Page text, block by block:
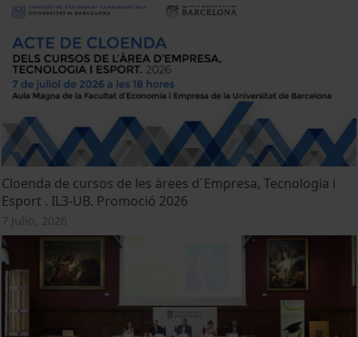
Cloenda de cursos de les àrees d´Empresa, Tecnologia i
Esport . IL3-UB. Promoció 2026
7 Julio, 2026